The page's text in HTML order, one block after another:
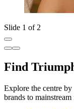
Slide 1 of 2
Find
Explore the centre
brands to